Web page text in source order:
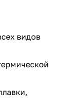
видов